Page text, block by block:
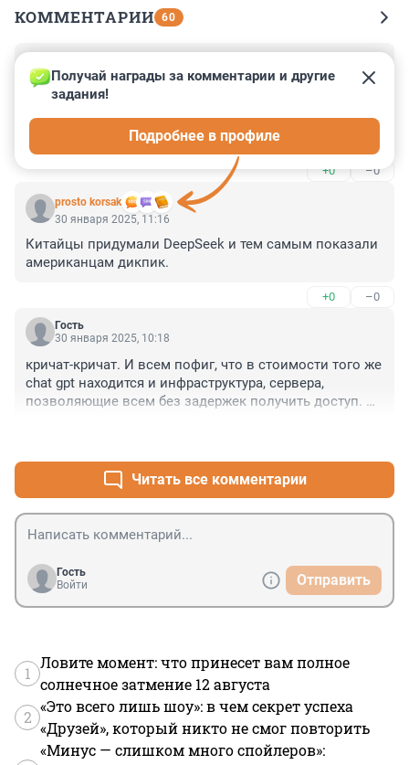
КОММЕНТАРИИ 60
30 января 2025, 12:08
Только вот парадокс, сколько китайских ученых
получили, скажем, Нобелевскую премию?
Поэтому, быть может, дело вовсе не в высоком
качестве образования, а в том, что их банально 1,5
миллиарда? Когда у вас столько народа, даже с очень
посредственным образованием, у вас регулярно
будут появляться отдельные высококлассные спецы
+0 –0
prosto korsak
Получай награды за комментарии и другие
задания!
Подробнее в профиле
30 января 2025, 11:16
Китайцы придумали DeepSeek и тем самым показали
американцам дикпик.
+0 –0
Гость
30 января 2025, 10:18
кричат-кричат. И всем пофиг, что в стоимости того же
chat gpt находится и инфраструктура, сервера,
позволяющие всем без задержек получить доступ. А
удобно, без впн доступно. Но теперь стало нереально.
постоянно недоступен. Так что про дешевизну- все
это реклама, не более. Это все равно, что сравнивать
автогиганта с их сетью диллеров, станциями
обслуживания и складами запчастей и гаражника,
который хотя и сделал отличный автомобиль, но
желающие будут кататься только на этом экземпляре
т.к. других нет.
Читать все комментарии
Гость
Войти
Отправить
1
Ловите момент: что принесет вам полное
солнечное затмение 12 августа
2
«Это всего лишь шоу»: в чем секрет успеха
«Друзей», который никто не смог повторить
«Минус — слишком много спойлеров»: